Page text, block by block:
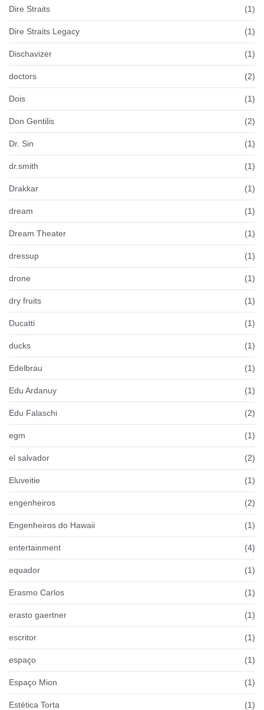
Dire Straits (1)
Dire Straits Legacy (1)
Dischavizer (1)
doctors (2)
Dois (1)
Don Gentilis (2)
Dr. Sin (1)
dr.smith (1)
Drakkar (1)
dream (1)
Dream Theater (1)
dressup (1)
drone (1)
dry fruits (1)
Ducatti (1)
ducks (1)
Edelbrau (1)
Edu Ardanuy (1)
Edu Falaschi (2)
egm (1)
el salvador (2)
Eluveitie (1)
engenheiros (2)
Engenheiros do Hawaii (1)
entertainment (4)
equador (1)
Erasmo Carlos (1)
erasto gaertner (1)
escritor (1)
espaço (1)
Espaço Mion (1)
Estética Torta (1)